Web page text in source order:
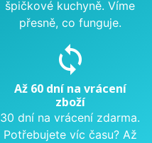
špičkové kuchyně. Víme
přesně, co funguje.
sync
Až 60 dní na vrácení
zboží
30 dní na vrácení zdarma.
Potřebujete víc času? Až